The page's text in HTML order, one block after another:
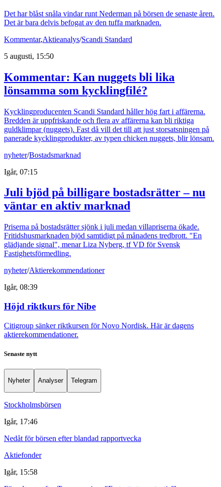
Det har blåst snåla vindar runt Nederman på börsen de senaste åren.
Det är bara delvis befogat av den tuffa marknaden.
Kommentar,Aktieanalys/Scandi Standard
5 augusti, 15:50
Kommentar: Kan nuggets bli lika
lönsamma som kycklingfilé?
Kycklingproducenten Scandi Standard håller hög fart i affärerna.
Bredden är uppfriskande och flera av affärerna kan bli riktiga
guldklimpar (nuggets). Fast då vill det till att just storsatsningen på
panerade kycklingprodukter, av typen chicken nuggets, blir lönsam.
nyheter/Bostadsmarknad
Igår, 07:15
Juli bjöd på billigare bostadsrätter – nu
väntar en aktiv marknad
Priserna på bostadsrätter sjönk i juli medan villapriserna ökade.
Fritidshusmarknaden bjöd samtidigt på månadens tredbrott. "En
glädjande signal", menar Liza Nyberg, tf VD för Svensk
Fastighetsförmedling.
nyheter/Aktierekommendationer
Igår, 08:39
Höjd riktkurs för Nibe
Citigroup sänker riktkursen för Novo Nordisk. Här är dagens
aktierekommendationer.
Senaste nytt
Nyheter Analyser Telegram
Stockholmsbörsen
Igår, 17:46
Nedåt för börsen efter blandad rapportvecka
Aktiefonder
Igår, 15:58